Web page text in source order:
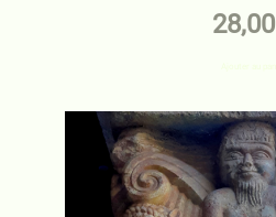
28,00